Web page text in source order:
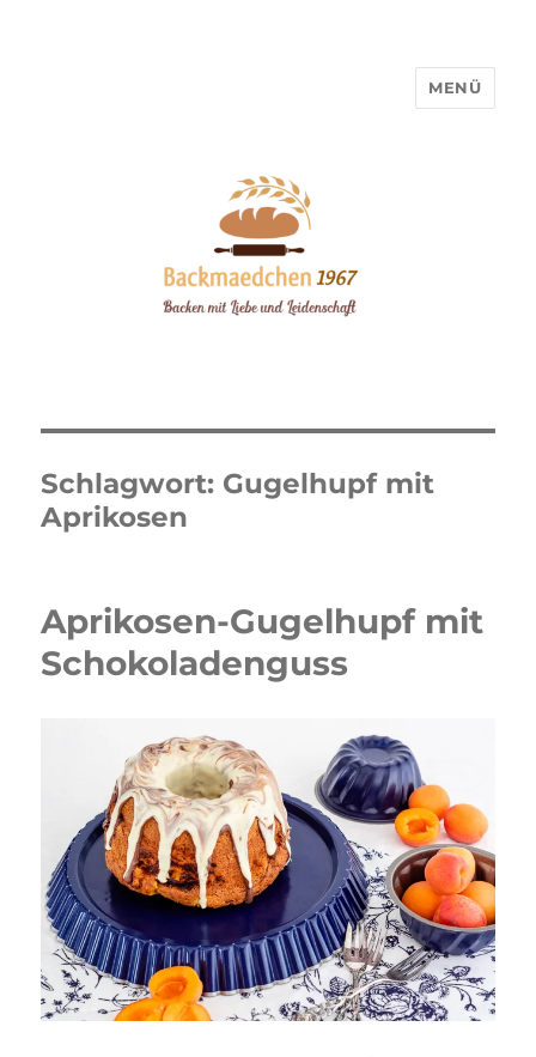
MENÜ
Schlagwort: Gugelhupf mit
Aprikosen
Aprikosen-Gugelhupf mit
Schokoladenguss